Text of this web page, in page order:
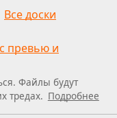
Истерично
и где
говна,
айтемами
их кстати всё
никогда.
тыс😀,
Все доски
с превью и
Файлы будут
тредах. Подробнее